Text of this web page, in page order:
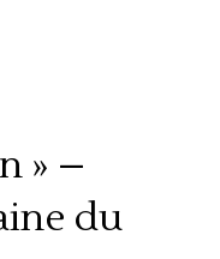
» –
du